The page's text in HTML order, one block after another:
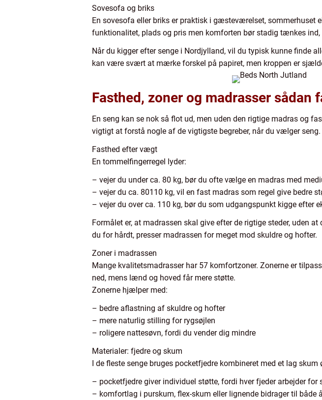
Sovesofa og briks
En sovesofa eller briks er praktisk i gæsteværelset, sommerhuset
funktionalitet, plads og pris men komforten bør stadig tænkes ind,
Når du kigger efter senge i Nordjylland, vil du typisk kunne finde
kan være svært at mærke forskel på papiret, men kroppen er
Fasthed, zoner og madrasser sådan
En seng kan se nok så flot ud, men uden den rigtige madras og
vigtigt at forstå nogle af de vigtigste begreber, når du vælger seng.
Fasthed efter vægt
En tommelfingerregel lyder:
– vejer du under ca. 80 kg, bør du ofte vælge en madras med
– vejer du ca. 80110 kg, vil en fast madras som regel give bedre
– vejer du over ca. 110 kg, bør du som udgangspunkt kigge efter
Formålet er, at madrassen skal give efter de rigtige steder, uden
du for hårdt, presser madrassen for meget mod skuldre og hofter.
Zoner i madrassen
Mange kvalitetsmadrasser har 57 komfortzoner. Zonerne er
ned, mens lænd og hoved får mere støtte.
Zonerne hjælper med:
– bedre aflastning af skuldre og hofter
– mere naturlig stilling for rygsøjlen
– roligere nattesøvn, fordi du vender dig mindre
Materialer: fjedre og skum
I de fleste senge bruges pocketfjedre kombineret med et lag
– pocketfjedre giver individuel støtte, fordi hver fjeder arbejder for
– komfortlag i purskum, flex-skum eller lignende bidrager til både